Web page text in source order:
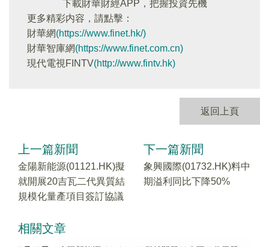
下載財華財經APP，把握投資先機
更多精彩内容，請點擊：
財華網(https://www.finet.hk/)
財華智庫網(https://www.finet.com.cn)
現代電視FINTV(http://www.fintv.hk)
返回上頁
上一篇新聞
金陽新能源(01121.HK)擬
就開展20吉瓦二代異質結
規模化量產項目簽訂協議
下一篇新聞
象興國際(01732.HK)料中
期溢利同比下降50%
相關文章